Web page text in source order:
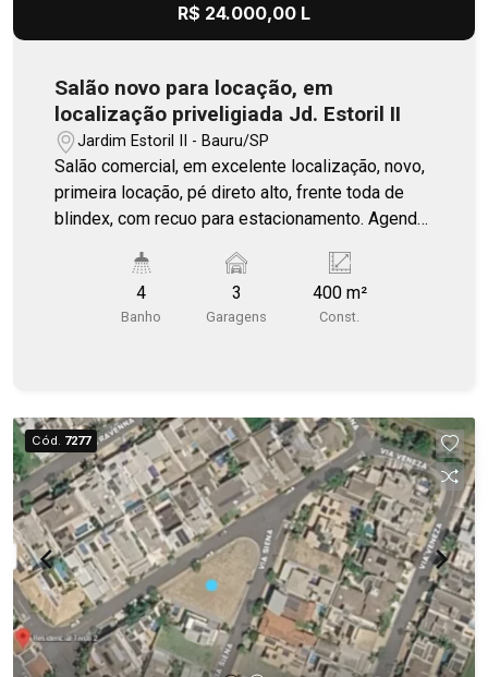
R$ 24.000,00 L
Salão novo para locação, em
localização priveligiada Jd. Estoril II
Jardim Estoril II - Bauru/SP
Salão comercial, em excelente localização, novo,
primeira locação, pé direto alto, frente toda de
blindex, com recuo para estacionamento. Agende
4
Banho
3
Garagens
400 m²
Const.
Cód. 7277